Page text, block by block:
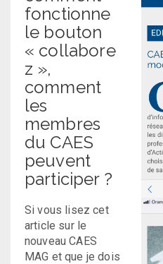
fonctionne
le bouton
« collabore
z »,
comment
les
membres
du CAES
peuvent
participer ?
Si vous lisez cet
article sur le
nouveau CAES
MAG et que je dois